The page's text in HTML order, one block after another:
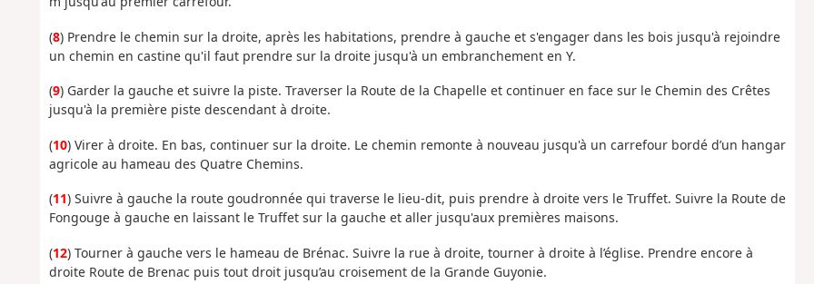
(8) Prendre le chemin sur la droite, après les habitations, prendre à gauche et s'engager dans les bois jusqu'à rejoindre
un chemin en castine qu'il faut prendre sur la droite jusqu'à un embranchement en Y.
(9) Garder la gauche et suivre la piste. Traverser la Route de la Chapelle et continuer en face sur le Chemin des Crêtes
jusqu'à la première piste descendant à droite.
(10) Virer à droite. En bas, continuer sur la droite. Le chemin remonte à nouveau jusqu'à un carrefour bordé d’un hangar
agricole au hameau des Quatre Chemins.
(11) Suivre à gauche la route goudronnée qui traverse le lieu-dit, puis prendre à droite vers le Truffet. Suivre la Route de
Fongouge à gauche en laissant le Truffet sur la gauche et aller jusqu'aux premières maisons.
(12) Tourner à gauche vers le hameau de Brénac. Suivre la rue à droite, tourner à droite à l’église. Prendre encore à
droite Route de Brenac puis tout droit jusqu’au croisement de la Grande Guyonie.